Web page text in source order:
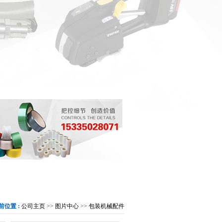
位置 : 公司主页 >> 图片中心 >> 包装机械配件